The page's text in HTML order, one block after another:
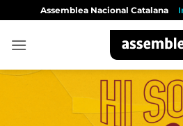
content
Assemblea Nacional Catalana